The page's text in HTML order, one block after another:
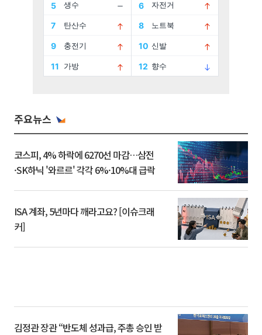
주요뉴스
코스피, 4% 하락에 6270선 마감…삼전
·SK하닉 '와르르' 각각 6%·10%대 급락
ISA 계좌, 5년마다 깨라고요? [이슈크래
커]
김정관 장관 “반도체 성과급, 주총 승인 받